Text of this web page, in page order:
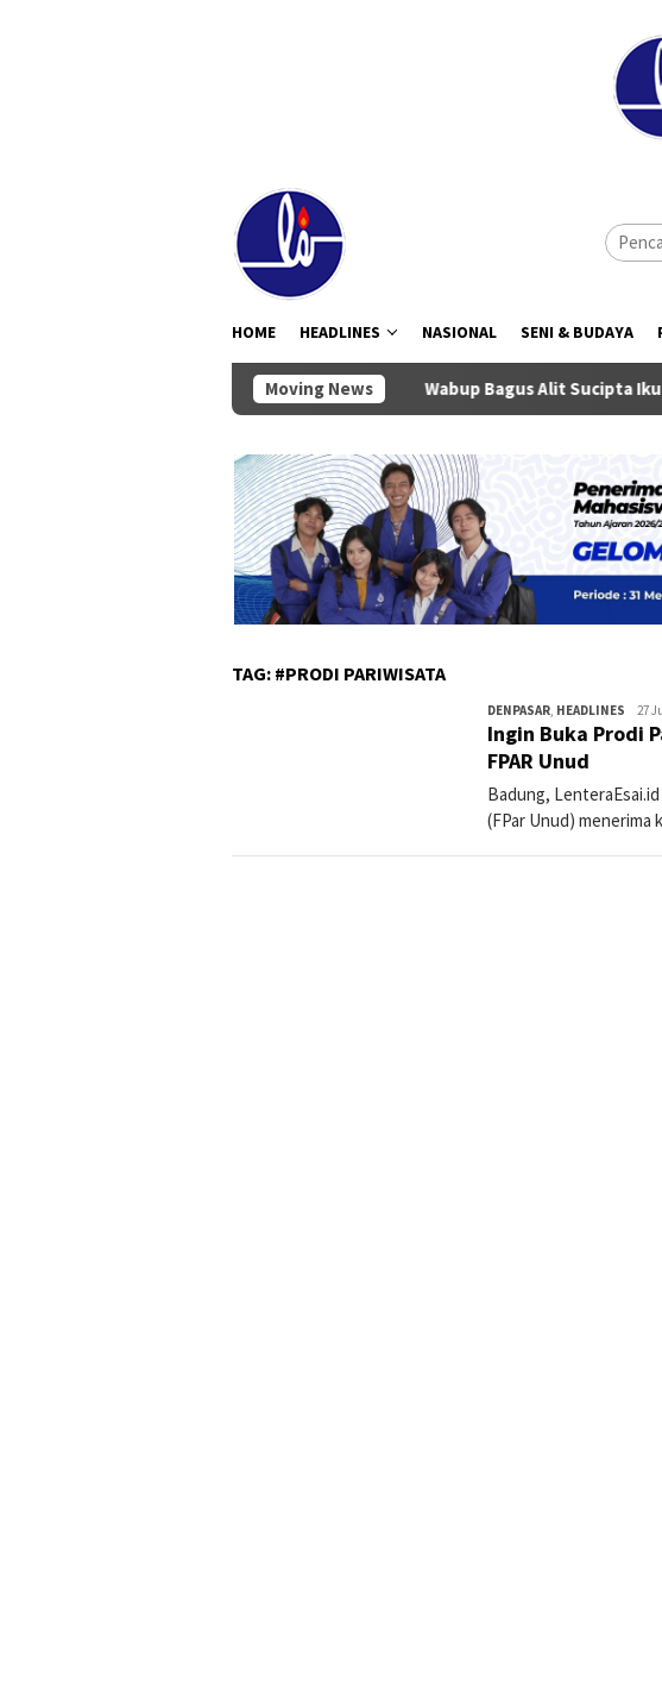
HOME HEADLINES NASIONAL SENI & BUDAYA
Moving NewsWabup Bagus Alit Sucipta Ikuti Rakor
TAG: #PRODI PARIWISATA
DENPASAR HEADLINES 27
Ingin Buka Prodi
FPAR Unud
Badung,
(FPar Unud)